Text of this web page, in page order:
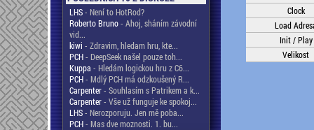
LHS- Není to HotRod?
Roberto Bruno- Ahoj, sháním závodní
vid...
kiwi - Zdravim, hledam hru, kte...
PCH- DeepSeek našel pouze toh...
Kuppa - Hledám logickou hru z C6...
PCH- Mdlý PCH má odzkoušený R...
Carpenter- Souhlasím s Patrikem a k...
Carpenter- Vše už funguje ke spokoj...
LHS- Nerozporuju. Jen mě poba...
PCH- Mas dve moznosti. 1. bu...
Clock
Load
Init / Play
Velikost